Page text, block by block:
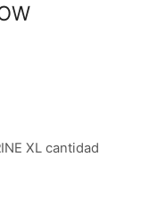
XL cantidad